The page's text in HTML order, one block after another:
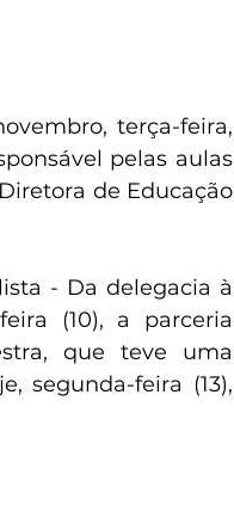
terça-feira,
pelas aulas
de Educação
- Da delegacia à
(10), a parceria
que teve uma
segunda-feira (13),